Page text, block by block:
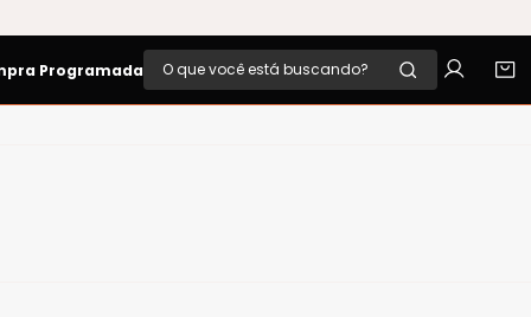
ProgramadaO que você está buscando?